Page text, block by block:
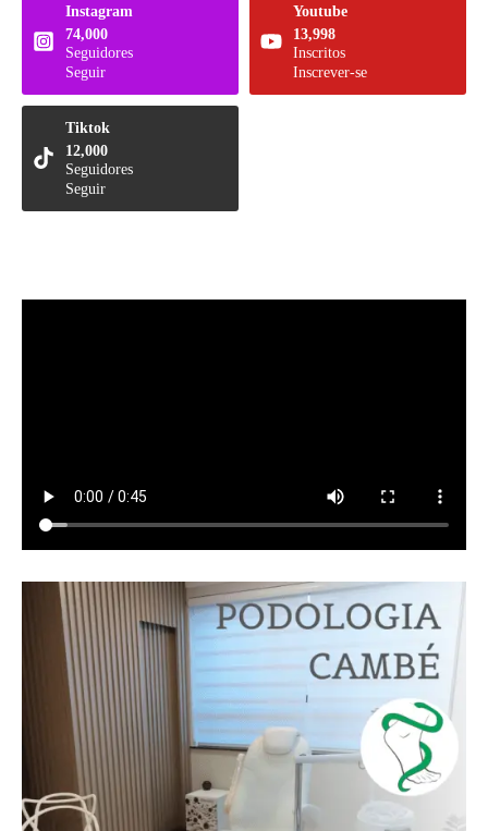
Instagram
74,000
Seguidores
Seguir
Youtube
13,998
Inscritos
Inscrever-se
Tiktok
12,000
Seguidores
Seguir